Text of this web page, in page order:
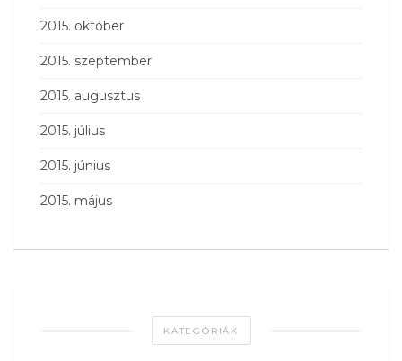
2015. október
2015. szeptember
2015. augusztus
2015. július
2015. június
2015. május
KATEGÓRIÁK